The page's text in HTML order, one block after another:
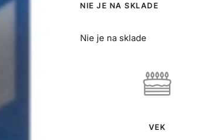
NIE JE NA SKLADE
Nie je na sklade
VEK